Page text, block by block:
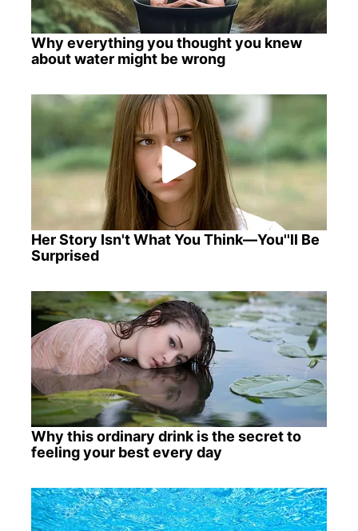
Why everything you thought you knew
about water might be wrong
Her Story Isn't What You Think—You''ll Be
Surprised
Why this ordinary drink is the secret to
feeling your best every day